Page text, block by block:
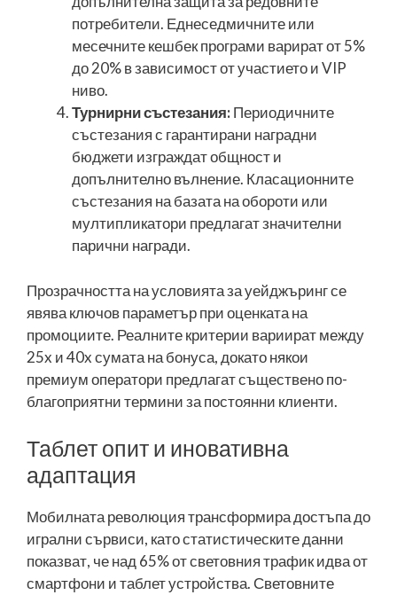
потребители. Еднеседмичните или
месечните кешбек програми варират от 5%
до 20% в зависимост от участието и VIP
ниво.
Турнирни състезания:Периодичните
състезания с гарантирани наградни
бюджети изграждат общност и
допълнително вълнение. Класационните
състезания на базата на обороти или
мултипликатори предлагат значителни
парични награди.
Прозрачността на условията за уейджъринг се
явява ключов параметър при оценката на
промоциите. Реалните критерии вариират между
25x и 40x сумата на бонуса, докато някои
премиум оператори предлагат съществено по-
благоприятни термини за постоянни клиенти.
Таблет опит и иновативна
адаптация
Мобилната революция трансформира достъпа до
игрални сървиси, като статистическите данни
показват, че над 65% от световния трафик идва от
смартфони и таблет устройства. Световните